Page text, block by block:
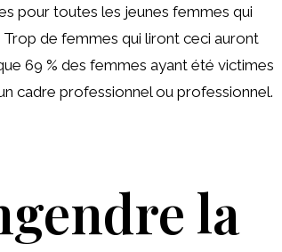
pour toutes les jeunes femmes qui
Trop de femmes qui liront ceci auront
69 % des femmes ayant été victimes
cadre professionnel ou professionnel.
la